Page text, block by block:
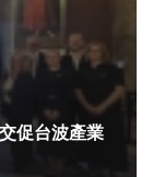
促台波產業